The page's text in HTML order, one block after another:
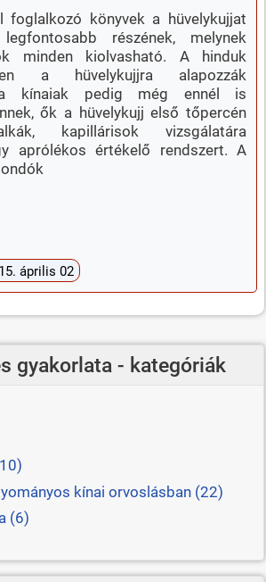
foglalkozó könyvek a hüvelykujjat
részének, melynek
minden kiolvasható. A hinduk
a hüvelykujjra alapozzák
a kínaiak pedig még ennél is
ők a hüvelykujj első tőpercén
kapillárisok vizsgálatára
aprólékos értékelő rendszert. A
április 02
gyakorlata - kategóriák
kínai orvoslásban (22)
(6)